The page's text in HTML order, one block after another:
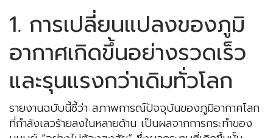
1. การเปลี่ยนแปลงของภูมิ
อากาศเกิดขึ้นอย่างรวดเร็ว
และรุนแรงกว่าเดิมทั่วโลก
รายงานฉบับนี้ชี้ว่า สภาพการณ์ปัจจุบันของภูมิอากาศโลก
ที่กำลังเลวร้ายลงในหลายด้าน เป็นผลจากการกระทำของ